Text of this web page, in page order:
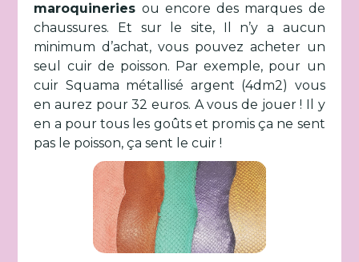
maroquineries ou encore des marques de
chaussures. Et sur le site, Il n’y a aucun
minimum d’achat, vous pouvez acheter un
seul cuir de poisson. Par exemple, pour un
cuir Squama métallisé argent (4dm2) vous
en aurez pour 32 euros. A vous de jouer ! Il y
en a pour tous les goûts et promis ça ne sent
pas le poisson, ça sent le cuir !